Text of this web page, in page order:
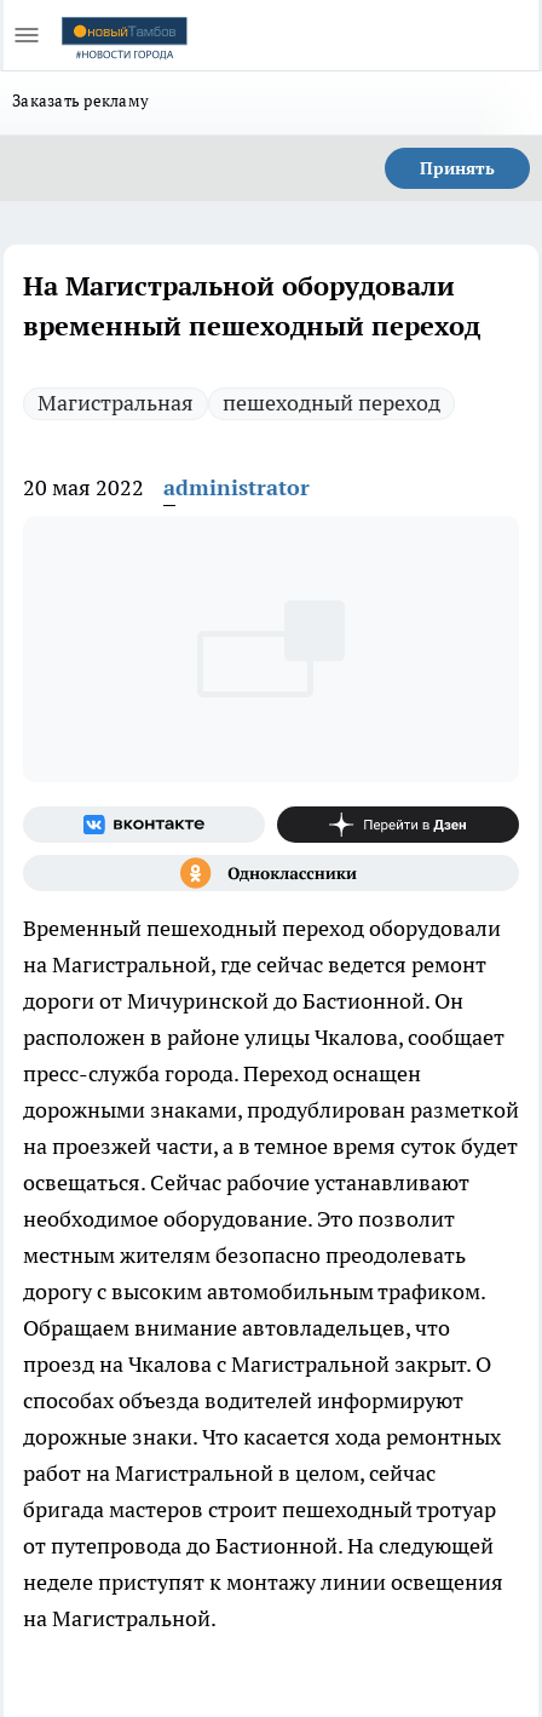
Заказать рекламу
Принять
На Магистральной оборудовали
временный пешеходный переход
Магистральная пешеходный переход
20 мая 2022 administrator
Временный пешеходный переход оборудовали
на Магистральной, где сейчас ведется ремонт
дороги от Мичуринской до Бастионной. Он
расположен в районе улицы Чкалова, сообщает
пресс-служба города. Переход оснащен
дорожными знаками, продублирован разметкой
на проезжей части, а в темное время суток будет
освещаться. Сейчас рабочие устанавливают
необходимое оборудование. Это позволит
местным жителям безопасно преодолевать
дорогу с высоким автомобильным трафиком.
Обращаем внимание автовладельцев, что
проезд на Чкалова с Магистральной закрыт. О
способах объезда водителей информируют
дорожные знаки. Что касается хода ремонтных
работ на Магистральной в целом, сейчас
бригада мастеров строит пешеходный тротуар
от путепровода до Бастионной. На следующей
неделе приступят к монтажу линии освещения
на Магистральной.